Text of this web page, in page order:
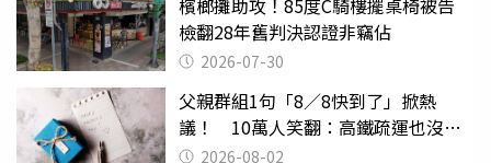
檢翻28年舊判決認證非竊佔
2026-07-30
父親群組1句「8／8快到了」掀熱
議！ 10萬人笑翻：高鐵疏運也沒列
父親節
2026-08-02